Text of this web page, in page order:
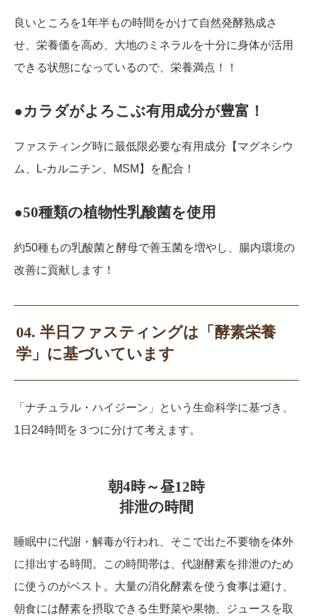
良いところを1年半もの時間をかけて自然発酵熟成さ
せ、栄養価を高め、大地のミネラルを十分に身体が活用
できる状態になっているので、栄養満点！！
●カラダがよろこぶ有用成分が豊富！
ファスティング時に最低限必要な有用成分【マグネシウ
ム、L-カルニチン、MSM】を配合！
●50種類の植物性乳酸菌を使用
約50種もの乳酸菌と酵母で善玉菌を増やし、腸内環境の
改善に貢献します！
04. 半日ファスティングは「酵素栄養
学」に基づいています
「ナチュラル・ハイジーン」という生命科学に基づき、
1日24時間を３つに分けて考えます。
朝4時～昼12時
排泄の時間
睡眠中に代謝・解毒が行われ、そこで出た不要物を体外
に排出する時間。この時間帯は、代謝酵素を排泄のため
に使うのがベスト。大量の消化酵素を使う食事は避け、
朝食には酵素を摂取できる生野菜や果物、ジュースを取